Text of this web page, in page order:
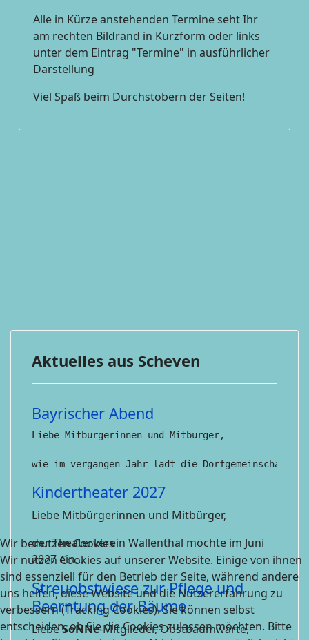
Alle in Kürze anstehenden Termine seht Ihr
am rechten Bildrand in Kurzform oder links
unter dem Eintrag "Termine" in ausführlicher
Darstellung
Viel Spaß beim Durchstöbern der Seiten!
Aktuelles aus Scheven
Bayrischer Abend
Liebe Mitbürgerinnen und Mitbürger,
wie im vergangen Jahr lädt die Dorfgemeinschaft
Kindertheater 2027
Liebe Mitbürgerinnen und Mitbürger,
der Theaterverein Wallenthal möchte im Juni
2027 ein...
Streuobstwiese zur Pflege und
Beerntung der Bäume
LiebeSoNNe-Mitglieder, Obstbaumwarte,
Wir benutzen Cookies
Wir nutzen Cookies auf unserer Website. Einige von ihnen
sind essenziell für den Betrieb der Seite, während andere
uns helfen, diese Website und die Nutzererfahrung zu
verbessern (Tracking Cookies). Sie können selbst
entscheiden, ob Sie die Cookies zulassen möchten. Bitte